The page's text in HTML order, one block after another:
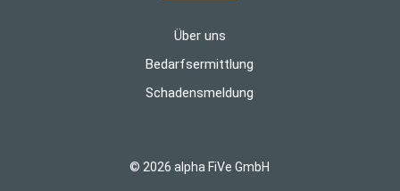
Über uns
Bedarfsermittlung
Schadensmeldung
© 2026 alpha FiVe GmbH